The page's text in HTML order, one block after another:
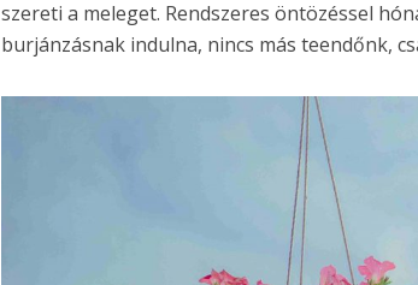
szereti a meleget. Rendszeres öntözéssel
burjánzásnak indulna, nincs más teendőnk,